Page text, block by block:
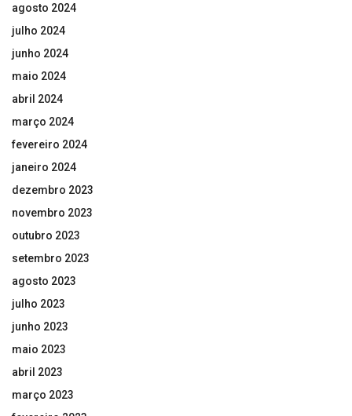
agosto 2024
julho 2024
junho 2024
maio 2024
abril 2024
março 2024
fevereiro 2024
janeiro 2024
dezembro 2023
novembro 2023
outubro 2023
setembro 2023
agosto 2023
julho 2023
junho 2023
maio 2023
abril 2023
março 2023